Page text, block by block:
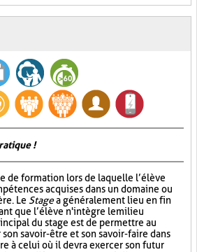
!
de formation lors de laquelle l’élève
acquises dans un domaine ou
Le Stagea généralement lieu en fin
que l’élève n'intègre le milieu
du stage est de permettre au
savoir-être et son savoir-faire dans
à celui où il devra exercer son futur